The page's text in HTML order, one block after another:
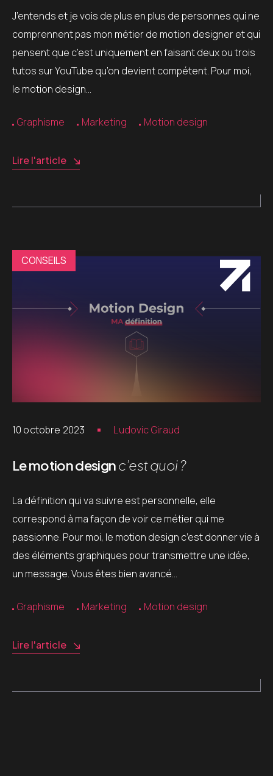
J’entends et je vois de plus en plus de personnes qui ne
comprennent pas mon métier de motion designer et qui
pensent que c’est uniquement en faisant deux ou trois
tutos sur YouTube qu’on devient compétent. Pour moi,
le motion design…
Graphisme Marketing Motion design
Lire l'article
CONSEILS
10 octobre 2023 Ludovic Giraud
Le motion designc’est quoi ?
La définition qui va suivre est personnelle, elle
correspond à ma façon de voir ce métier qui me
passionne. Pour moi, le motion design c’est donner vie à
des éléments graphiques pour transmettre une idée,
un message. Vous êtes bien avancé…
Graphisme Marketing Motion design
Lire l'article